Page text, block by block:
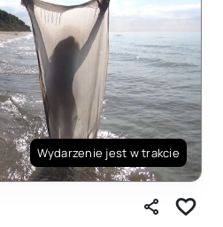
Wydarzenie jest w trakcie